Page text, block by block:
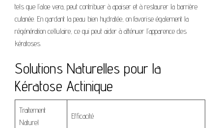
tels que l’aloe vera, peut contribuer à apaiser et à restaurer la barrière
cutanée. En gardant la peau bien hydratée, on favorise également la
régénération cellulaire, ce qui peut aider à atténuer l’apparence des
kératoses.
Solutions Naturelles pour la
Kératose Actinique
Traitement
Naturel
Efficacité